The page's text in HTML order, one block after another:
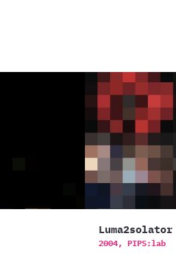
Luma2solator
2004, PIPS:lab